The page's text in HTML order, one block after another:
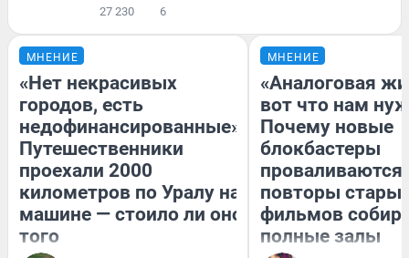
27 230 6
МНЕНИЕ
«Нет некрасивых
городов, есть
недофинансированные».
Путешественники
проехали 2000
километров по Уралу на
машине — стоило ли оно
того
МНЕНИЕ
«Аналоговая
вот что нам
Почему новые
блокбастеры
повторы
фильмов
полные залы